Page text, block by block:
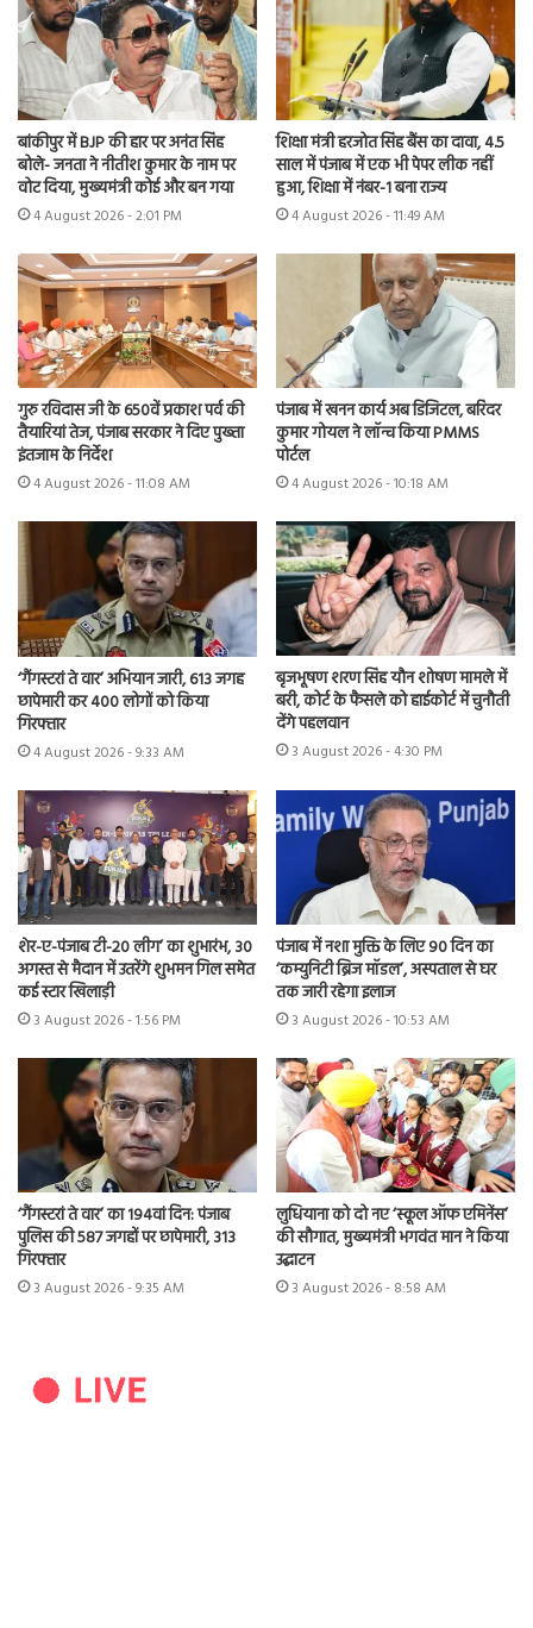
बांकीपुर में BJP की हार पर अनंत सिंह
बोले- जनता ने नीतीश कुमार के नाम पर
वोट दिया, मुख्यमंत्री कोई और बन गया
4 August 2026 - 2:01 PM
शिक्षा मंत्री हरजोत सिंह बैंस का दावा, 4.5
साल में पंजाब में एक भी पेपर लीक नहीं
हुआ, शिक्षा में नंबर-1 बना राज्य
4 August 2026 - 11:49 AM
गुरु रविदास जी के 650वें प्रकाश पर्व की
तैयारियां तेज, पंजाब सरकार ने दिए पुख्ता
इंतजाम के निर्देश
4 August 2026 - 11:08 AM
पंजाब में खनन कार्य अब डिजिटल, बरिंदर
कुमार गोयल ने लॉन्च किया PMMS
पोर्टल
4 August 2026 - 10:18 AM
‘गैंगस्टरां ते वार’ अभियान जारी, 613 जगह
छापेमारी कर 400 लोगों को किया
गिरफ्तार
4 August 2026 - 9:33 AM
बृजभूषण शरण सिंह यौन शोषण मामले में
बरी, कोर्ट के फैसले को हाईकोर्ट में चुनौती
देंगे पहलवान
3 August 2026 - 4:30 PM
शेर-ए-पंजाब टी-20 लीग’ का शुभारंभ, 30
अगस्त से मैदान में उतरेंगे शुभमन गिल समेत
कई स्टार खिलाड़ी
3 August 2026 - 1:56 PM
पंजाब में नशा मुक्ति के लिए 90 दिन का
‘कम्युनिटी ब्रिज मॉडल’, अस्पताल से घर
तक जारी रहेगा इलाज
3 August 2026 - 10:53 AM
‘गैंगस्टरां ते वार’ का 194वां दिन: पंजाब
पुलिस की 587 जगहों पर छापेमारी, 313
गिरफ्तार
3 August 2026 - 9:35 AM
लुधियाना को दो नए ‘स्कूल ऑफ एमिनेंस’
की सौगात, मुख्यमंत्री भगवंत मान ने किया
उद्घाटन
3 August 2026 - 8:58 AM